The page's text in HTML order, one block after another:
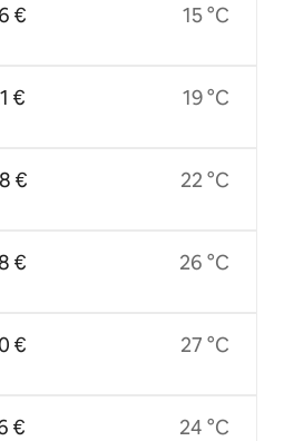
€
€
€
€
€
€
15 °C
19 °C
22 °C
26 °C
27 °C
24 °C